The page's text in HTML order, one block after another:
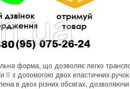
форма, що дозволяє легко
її з допомогою двох еластичних
в двох різних обсягах, дозволяючи